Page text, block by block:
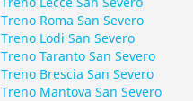
Treno Roma San Severo
Treno Lodi San Severo
Treno Taranto San Severo
Treno Brescia San Severo
Treno Mantova San Severo